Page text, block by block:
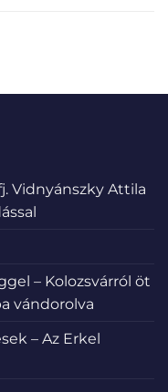
Vidnyánszky Attila
– Kolozsvárról öt
vándorolva
– Az Erkel